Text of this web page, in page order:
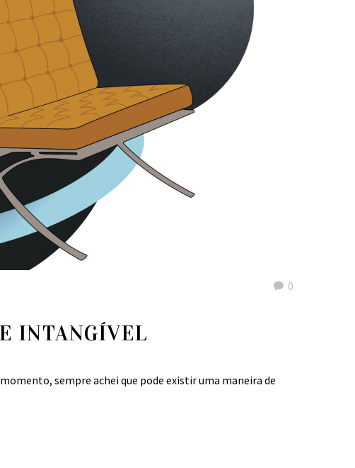
0
INTANGÍVEL
sempre achei que pode existir uma maneira de